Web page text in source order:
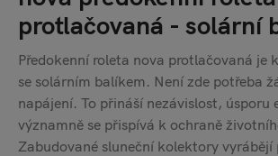
protlačovaná - solární
Předokenní roleta nova protlačovaná je
se solárním balíkem. Není zde potřeba
napájení. To přináší nezávislost, úsporu
významně se přispívá k ochraně
Zabudované sluneční kolektory vyrábějí